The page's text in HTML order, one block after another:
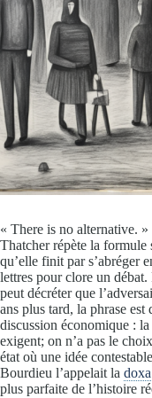
« There is no alternative.
Thatcher répète la formule
qu’elle finit par s’abréger
lettres pour clore un débat.
peut décréter que
ans plus tard, la phrase
discussion économique : la
exigent; on n’a pas le
état où une idée
Bourdieu l’appelait la doxa
plus parfaite de l’histoire